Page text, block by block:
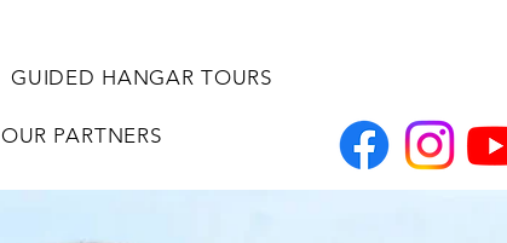
GUIDED HANGAR TOURS
OUR PARTNERS